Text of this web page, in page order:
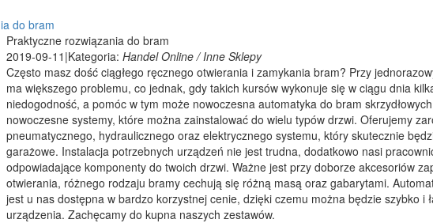
do bram
Praktyczne rozwiązania do bram
2019-09-11 |Kategoria: Handel Online / Inne Sklepy
Często masz dość ciągłego ręcznego otwierania i zamykania bram? Przy
ma większego problemu, co jednak, gdy takich kursów wykonuje się w ciągu dnia
niedogodność, a pomóc w tym może nowoczesna automatyka do bram
nowoczesne systemy, które można zainstalować do wielu typów drzwi. Oferujemy
pneumatycznego, hydraulicznego oraz elektrycznego systemu, który skutecznie
garażowe. Instalacja potrzebnych urządzeń nie jest trudna, dodatkowo nasi
odpowiadające komponenty do twoich drzwi. Ważne jest przy doborze akcesoriów
otwierania, różnego rodzaju bramy cechują się różną masą oraz gabarytami.
jest u nas dostępna w bardzo korzystnej cenie, dzięki czemu można będzie szybko i
urządzenia. Zachęcamy do kupna naszych zestawów.